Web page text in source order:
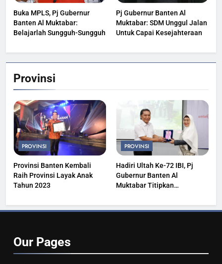
Buka MPLS, Pj Gubernur
Banten Al Muktabar:
Belajarlah Sungguh-Sungguh
Pj Gubernur Banten Al
Muktabar: SDM Unggul Jalan
Untuk Capai Kesejahteraan
Provinsi
PROVINSI
Provinsi Banten Kembali
Raih Provinsi Layak Anak
Tahun 2023
PROVINSI
Hadiri Ultah Ke-72 IBI, Pj
Gubernur Banten Al
Muktabar Titipkan
Our Pages